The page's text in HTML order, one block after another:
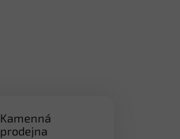
Kamenná
prodejna